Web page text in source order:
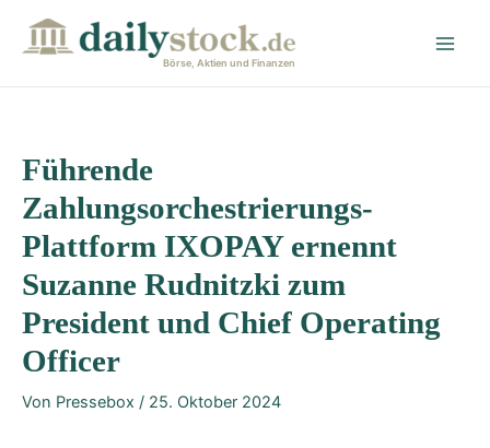
Börse, Aktien und Finanzen
Führende
Zahlungsorchestrierungs-
Plattform IXOPAY ernennt
Suzanne Rudnitzki zum
President und Chief Operating
Officer
Von Pressebox / 25. Oktober 2024